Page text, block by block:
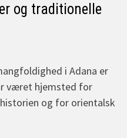
og traditionelle
i Adana er
været hjemsted for
og for orientalsk